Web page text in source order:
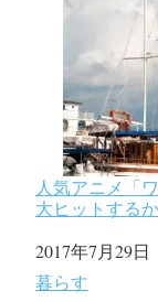
人気アニメ「
大ヒットする
日付
2017年7月29日
関連理由
暮らす